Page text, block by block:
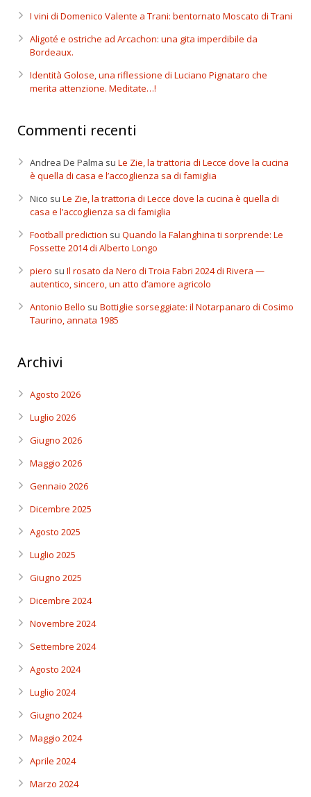
I vini di Domenico Valente a Trani: bentornato Moscato di Trani
Aligoté e ostriche ad Arcachon: una gita imperdibile da
Bordeaux.
Identità Golose, una riflessione di Luciano Pignataro che
merita attenzione. Meditate…!
Commenti recenti
Andrea De Palma su Le Zie, la trattoria di Lecce dove la cucina
è quella di casa e l’accoglienza sa di famiglia
Nico su Le Zie, la trattoria di Lecce dove la cucina è quella di
casa e l’accoglienza sa di famiglia
Football prediction su Quando la Falanghina ti sorprende: Le
Fossette 2014 di Alberto Longo
piero su Il rosato da Nero di Troia Fabri 2024 di Rivera —
autentico, sincero, un atto d’amore agricolo
Antonio Bello su Bottiglie sorseggiate: il Notarpanaro di Cosimo
Taurino, annata 1985
Archivi
Agosto 2026
Luglio 2026
Giugno 2026
Maggio 2026
Gennaio 2026
Dicembre 2025
Agosto 2025
Luglio 2025
Giugno 2025
Dicembre 2024
Novembre 2024
Settembre 2024
Agosto 2024
Luglio 2024
Giugno 2024
Maggio 2024
Aprile 2024
Marzo 2024